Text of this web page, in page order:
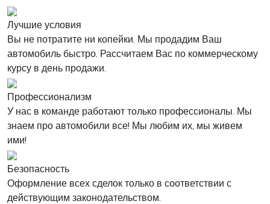
Лучшие условия
Вы не потратите ни копейки. Мы продадим Ваш
автомобиль быстро. Рассчитаем Вас по коммерческому
курсу в день продажи.
Профессионализм
У нас в команде работают только профессионалы. Мы
знаем про автомобили все! Мы любим их, мы живем
ими!
Безопасность
Оформление всех сделок только в соответствии с
действующим законодательством.